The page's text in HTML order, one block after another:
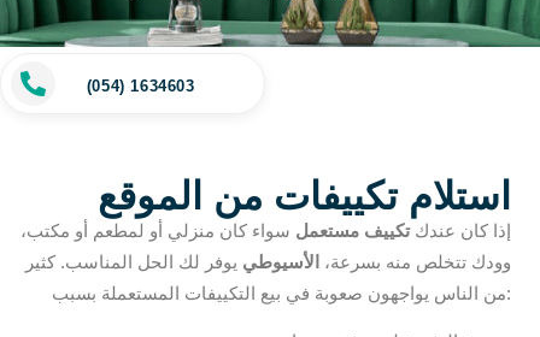
استلام تكييفات من الموقع
إذا كان عندكتكييف مستعمل سواء كان منزلي أو لمطعم أو مكتب،
وودك تتخلص منه بسرعة، الأسيوطي يوفر لك الحل المناسب. كثير
من الناس يواجهون صعوبة في بيع التكييفات المستعملة بسبب:
(054) 1634603